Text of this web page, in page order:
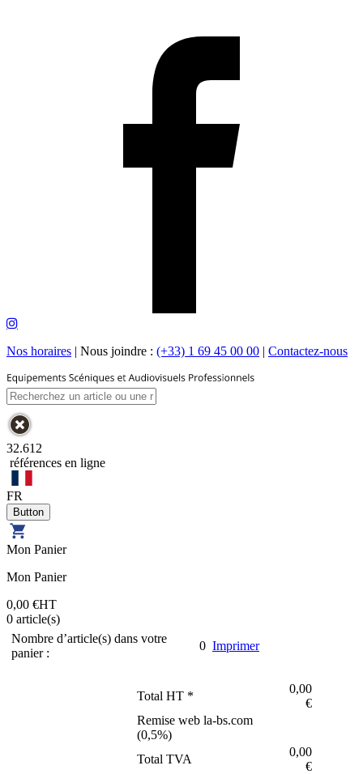
Nos horaires | Nous joindre : (+33) 1 69 45 00 00 | Contactez-nous
32.612
références en ligne
FR
Mon Panier
Mon Panier
0,00 €HT
0 article(s)
Nombre d’article(s) dans votre
panier :
0 Imprimer
Total HT *
0,00
€
Remise web la-bs.com
(0,5%)
Total TVA
0,00
€